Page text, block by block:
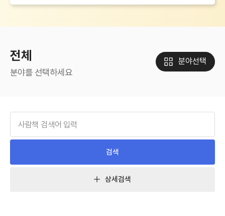
전체
분야를 선택하세요
분야선택
검색
상세검색